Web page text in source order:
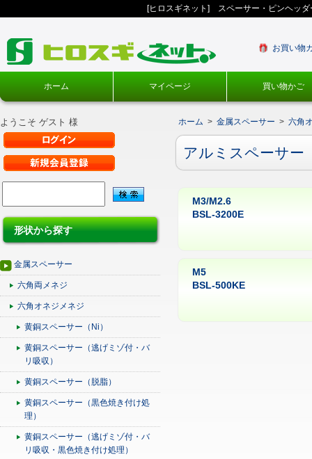
[ヒロスギネット] スペーサー・ピンヘッ
お買い物
ホーム マイページ 買い物かご
ようこそ ゲスト 様
形状から探す
金属スペーサー
六角両メネジ
六角オネジメネジ
黄銅スペーサー（Ni）
黄銅スペーサー（逃げミゾ付・バ
リ吸収）
黄銅スペーサー（脱脂）
黄銅スペーサー（黒色焼き付け処
理）
黄銅スペーサー（逃げミゾ付・バ
リ吸収・黒色焼き付け処理）
ホーム > 金属スペーサー > 六角
アルミスペーサー
M3/M2.6
BSL-3200E
M5
BSL-500KE